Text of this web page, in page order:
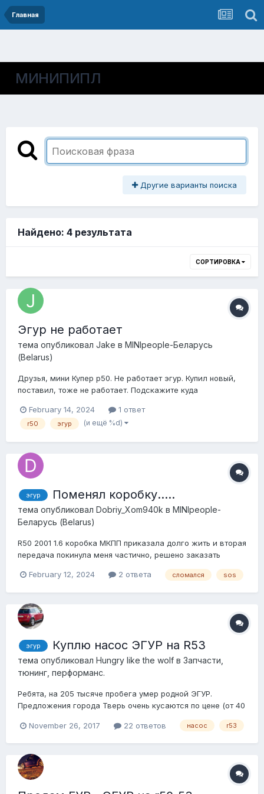
Главная
МИНИПИПЛ
Другие варианты поиска
Найдено: 4 результата
СОРТИРОВКА
Эгур не работает
тема опубликовал Jake в MINIpeople-Беларусь
(Belarus)
Друзья, мини Купер р50. Не работает эгур. Купил новый,
поставил, тоже не работает. Подскажите куда
которая подключается к гуру (питание вроде как)
приходит ток 12А. А вот что за 2 фишка понятия не имею,
February 14, 2024 1 ответ
r50 эгур (и ещё %d)
эгур Поменял коробку…..
тема опубликовал Dobriy_Xom940k в MINIpeople-
Беларусь (Belarus)
R50 2001 1.6 коробка МКПП приказала долго жить и вторая
передача покинула меня частично, решено заказать
радость и настал час ее впихнуть… заехал СВОИМ
отключил и открутил ЭГУР и отложил его в ст...
February 12, 2024 2 ответа сломался sos
эгур Куплю насос ЭГУР на R53
тема опубликовал Hungry like the wolf в Запчасти,
тюнинг, перформанс.
Ребята, на 205 тысяче пробега умер родной ЭГУР.
Предложения города Тверь очень кусаются по цене (от 40
в частности) завалялся таковой, или кто нибудь знает где
вышеуказанный. Заранее спаси...
November 26, 2017 22 ответов насос r53